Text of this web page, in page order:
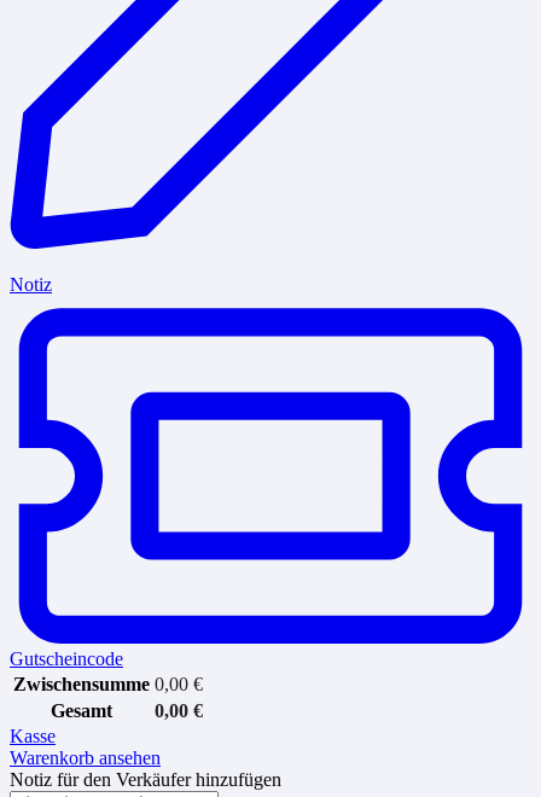
Notiz
Gutscheincode
Zwischensumme 0,00 €
Gesamt
0,00 €
Kasse
Warenkorb ansehen
Notiz für den Verkäufer hinzufügen